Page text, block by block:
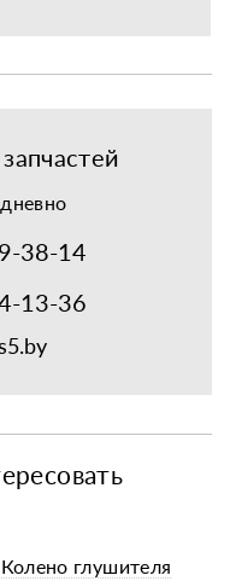
38-14
13-36
Колено глушителя